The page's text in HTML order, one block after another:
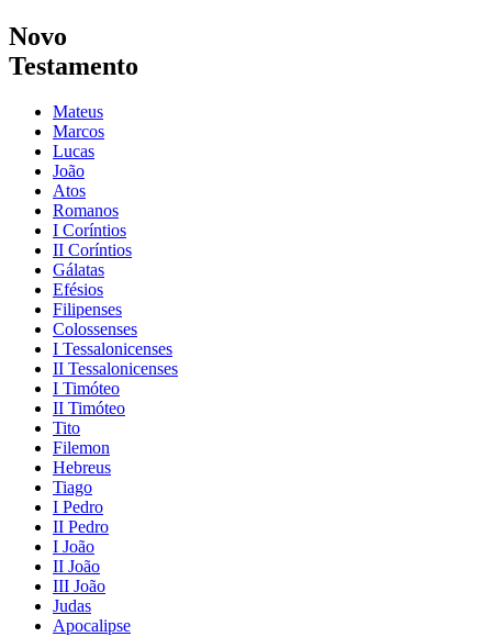
Novo
Testamento
Mateus
Marcos
Lucas
João
Atos
Romanos
I Coríntios
II Coríntios
Gálatas
Efésios
Filipenses
Colossenses
I Tessalonicenses
II Tessalonicenses
I Timóteo
II Timóteo
Tito
Filemon
Hebreus
Tiago
I Pedro
II Pedro
I João
II João
III João
Judas
Apocalipse